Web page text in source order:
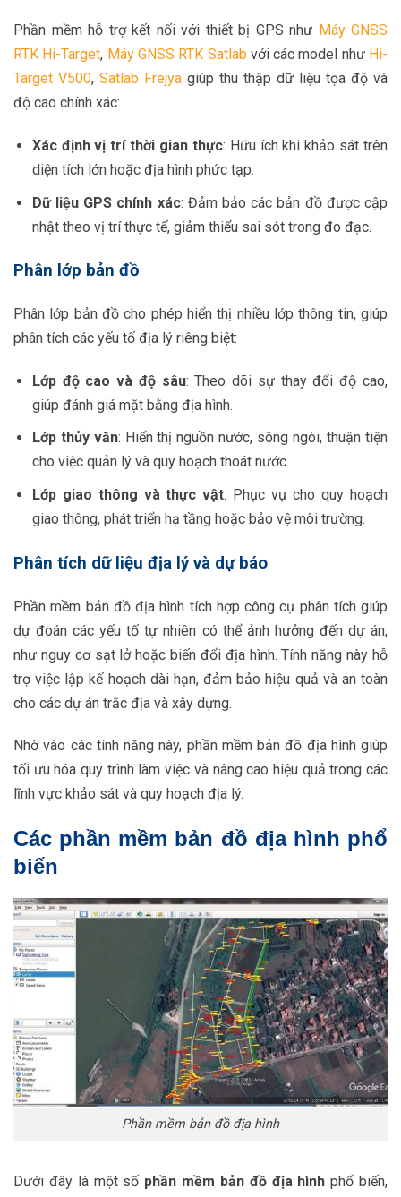
Phần mềm hỗ trợ kết nối với thiết bị GPS như Máy GNSS
RTK Hi-Target, Máy GNSS RTK Satlab với các model nhưHi-
Target V500, Satlab Frejya giúp thu thập dữ liệu tọa độ và
độ cao chính xác:
Xác định vị trí thời gian thực: Hữu ích khi khảo sát trên
diện tích lớn hoặc địa hình phức tạp.
Dữ liệu GPS chính xác: Đảm bảo các bản đồ được cập
nhật theo vị trí thực tế, giảm thiểu sai sót trong đo đạc.
Phân lớp bản đồ
Phân lớp bản đồ cho phép hiển thị nhiều lớp thông tin, giúp
phân tích các yếu tố địa lý riêng biệt:
Lớp độ cao và độ sâu: Theo dõi sự thay đổi độ cao,
giúp đánh giá mặt bằng địa hình.
Lớp thủy văn: Hiển thị nguồn nước, sông ngòi, thuận tiện
cho việc quản lý và quy hoạch thoát nước.
Lớp giao thông và thực vật: Phục vụ cho quy hoạch
giao thông, phát triển hạ tầng hoặc bảo vệ môi trường.
Phân tích dữ liệu địa lý và dự báo
Phần mềm bản đồ địa hình tích hợp công cụ phân tích giúp
dự đoán các yếu tố tự nhiên có thể ảnh hưởng đến dự án,
như nguy cơ sạt lở hoặc biến đổi địa hình. Tính năng này hỗ
trợ việc lập kế hoạch dài hạn, đảm bảo hiệu quả và an toàn
cho các dự án trắc địa và xây dựng.
Nhờ vào các tính năng này, phần mềm bản đồ địa hình giúp
tối ưu hóa quy trình làm việc và nâng cao hiệu quả trong các
lĩnh vực khảo sát và quy hoạch địa lý.
Các phần mềm bản đồ địa hình phổ
biến
Phần mềm bản đồ địa hình
Dưới đây là một số phần mềm bản đồ địa hình phổ biến,